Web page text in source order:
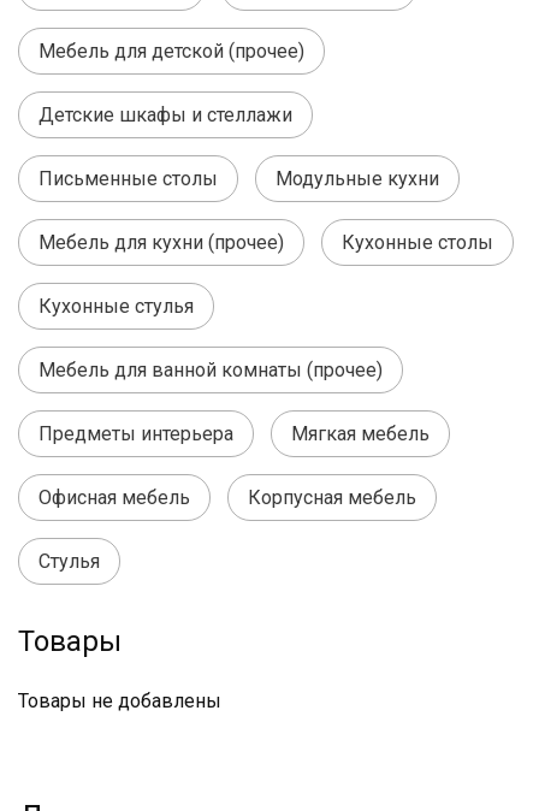
Мебель для детской (прочее)
Детские шкафы и стеллажи
Письменные столы Модульные кухни
Мебель для кухни (прочее) Кухонные столы
Кухонные стулья
Мебель для ванной комнаты (прочее)
Предметы интерьера Мягкая мебель
Офисная мебель Корпусная мебель
Стулья
Товары
Товары не добавлены